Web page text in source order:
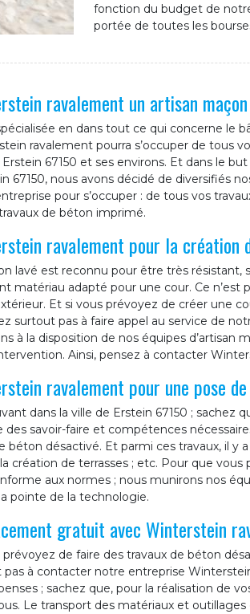
fonction du budget de
portée de toutes les
ravalement un artisan maçon
en dans tout ce qui concerne le
ravalement pourra s’occuper de tous
67150 et ses environs. Et dans le
67150, nous avons décidé de diversifiés
pour s’occuper : de tous vos
de béton imprimé.
ravalement pour la création
lavé est reconnu pour être très résistant,
matériau adapté pour une cour. Ce n’est
Et si vous prévoyez de créer une
surtout pas à faire appel au service de
à la disposition de nos équipes d’artisan
Ainsi, pensez à contacter
ravalement pour une pose
dans la ville de Erstein 67150 ; sachez
des savoir-faire et compétences
béton désactivé. Et parmi ces travaux, il y
création de terrasses ; etc. Pour que
aux normes ; nous munirons nos
pointe de la technologie.
gratuit avec Winterstein
prévoyez de faire des travaux de béton
à contacter notre entreprise
; sachez que, pour la réalisation de
Le transport des matériaux et